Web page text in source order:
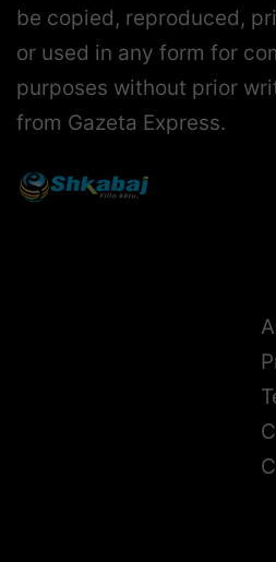
be copied, reproduced,
or used in any form for
purposes without prior
from Gazeta Express.